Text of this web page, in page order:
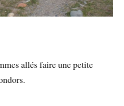
allés faire une petite